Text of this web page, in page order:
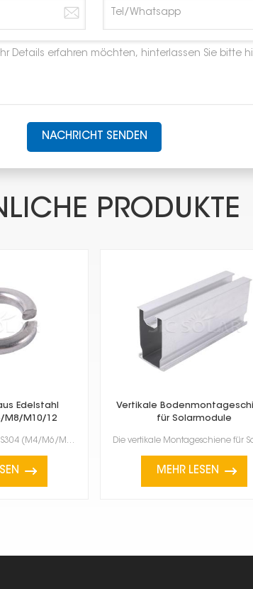
NACHRICHT SENDEN
PRODUKTE
Edelstahl
M8/M10/12
Federscheiben aus SUS304 (M4/M6/M8/M10/M12) sind wichtig, um Muttern, Bolzen und Schrauben festzuzie...
Vertikale
für Solarmodule
MEHR LESEN